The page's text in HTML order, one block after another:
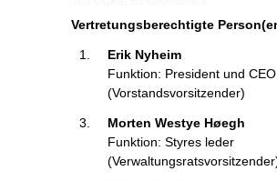
Vertretungsberechtigte
Erik Nyheim
Funktion: President und CEO
(Vorstandsvorsitzender)
Morten Westye Høegh
Funktion: Styres leder